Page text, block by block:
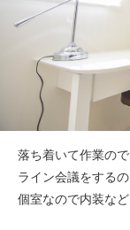
落ち着いて作業の
ライン会議をするの
個室なので内装な